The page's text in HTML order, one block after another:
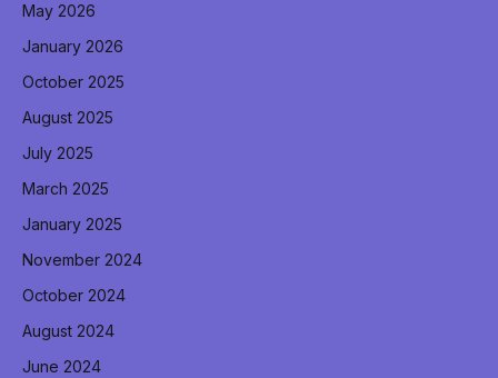
May 2026
January 2026
October 2025
August 2025
July 2025
March 2025
January 2025
November 2024
October 2024
August 2024
June 2024